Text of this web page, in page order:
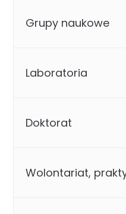
Grupy naukowe
Laboratoria
Doktorat
Wolontariat,